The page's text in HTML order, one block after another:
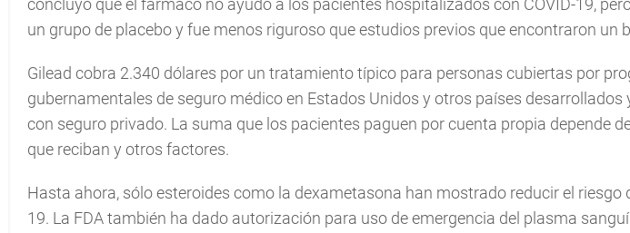
concluyó que el fármaco no ayudó a los pacientes hospitalizados con COVID-19,
un grupo de placebo y fue menos riguroso que estudios previos que encontraron un
Gilead cobra 2.340 dólares por un tratamiento típico para personas cubiertas por
gubernamentales de seguro médico en Estados Unidos y otros países desarrollados
con seguro privado. La suma que los pacientes paguen por cuenta propia depende
que reciban y otros factores.
Hasta ahora, sólo esteroides como la dexametasona han mostrado reducir el riesgo
19. La FDA también ha dado autorización para uso de emergencia del plasma